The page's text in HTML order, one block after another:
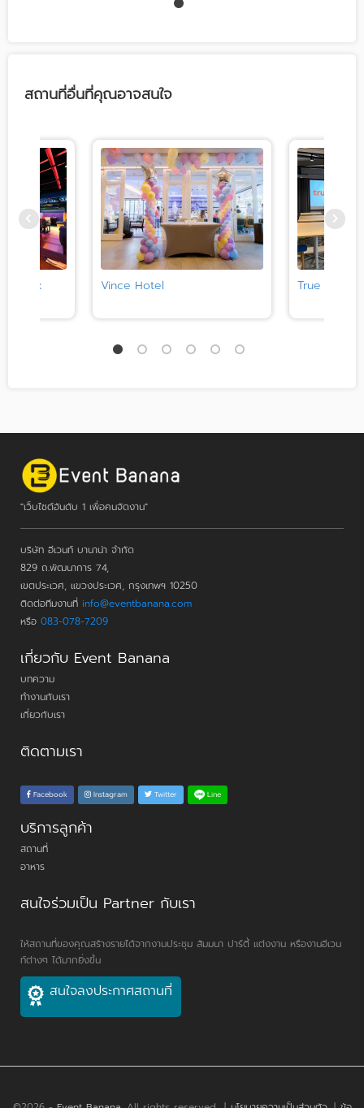
สถานที่อื่นที่คุณอาจสนใจ
Vince Hotel True
"เว็บไซต์อันดับ 1 เพื่อคนจัดงาน"
บริษัท อีเวนท์ บานาน่า จำกัด
829 ถ.พัฒนาการ 74,
เขตประเวศ, แขวงประเวศ, กรุงเทพฯ 10250
ติดต่อทีมงานที่ info@eventbanana.com
หรือ 083-078-7209
เกี่ยวกับ Event Banana
บทความ
ทำงานกับเรา
เกี่ยวกับเรา
ติดตามเรา
Facebook Instagram Twitter Line
บริการลูกค้า
สถานที่
อาหาร
สนใจร่วมเป็น Partner กับเรา
ให้สถานที่ของคุณสร้างรายได้จากงานประชุม สัมมนา ปาร์ตี้ แต่งงาน หรืองานอีเวน
ท์ต่างๆ ได้มากยิ่งขึ้น
สนใจลงประกาศสถานที่